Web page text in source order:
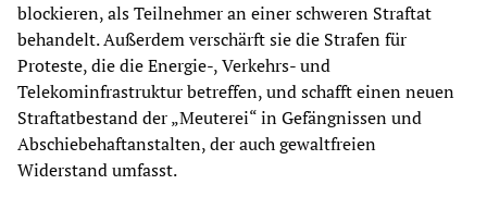
blockieren, als Teilnehmer an einer schweren Straftat
behandelt. Außerdem verschärft sie die Strafen für
Proteste, die die Energie-, Verkehrs- und
Telekominfrastruktur betreffen, und schafft einen neuen
Straftatbestand der „Meuterei“ in Gefängnissen und
Abschiebehaftanstalten, der auch gewaltfreien
Widerstand umfasst.